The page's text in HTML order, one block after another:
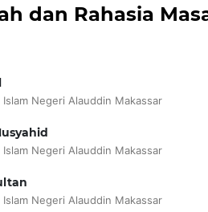
dan Rahasia
Negeri Alauddin Makassar
Negeri Alauddin Makassar
Negeri Alauddin Makassar